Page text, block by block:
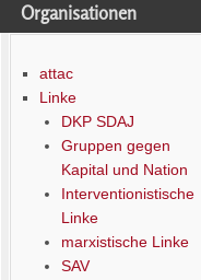
Organisationen
attac
Linke
DKP SDAJ
Gruppen gegen
Kapital und Nation
Interventionistische
Linke
marxistische Linke
SAV